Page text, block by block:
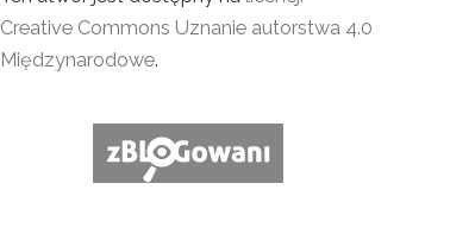
Creative Commons Uznanie autorstwa 4.0
Międzynarodowe.